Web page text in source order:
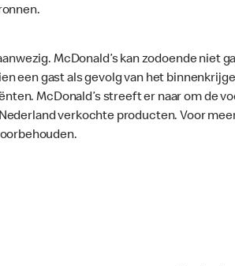
McDonald’s kan zodoende niet
een gast als gevolg van het
McDonald’s streeft er naar om de
verkochte producten. Voor